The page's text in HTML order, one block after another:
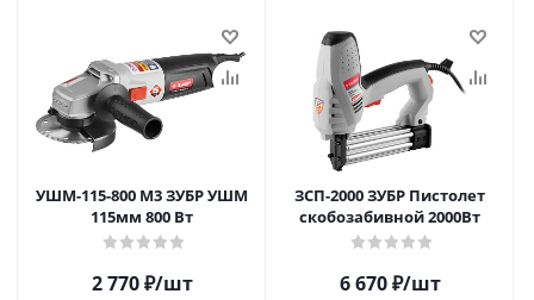
УШМ-115-800 М3 ЗУБР УШМ
115мм 800 Вт
2 770₽/шт
ЗСП-2000 ЗУБР Пистолет
скобозабивной 2000Вт
6 670₽/шт